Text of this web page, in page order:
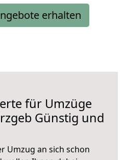
erhalten
für Umzüge
Günstig und
Umzug an sich schon